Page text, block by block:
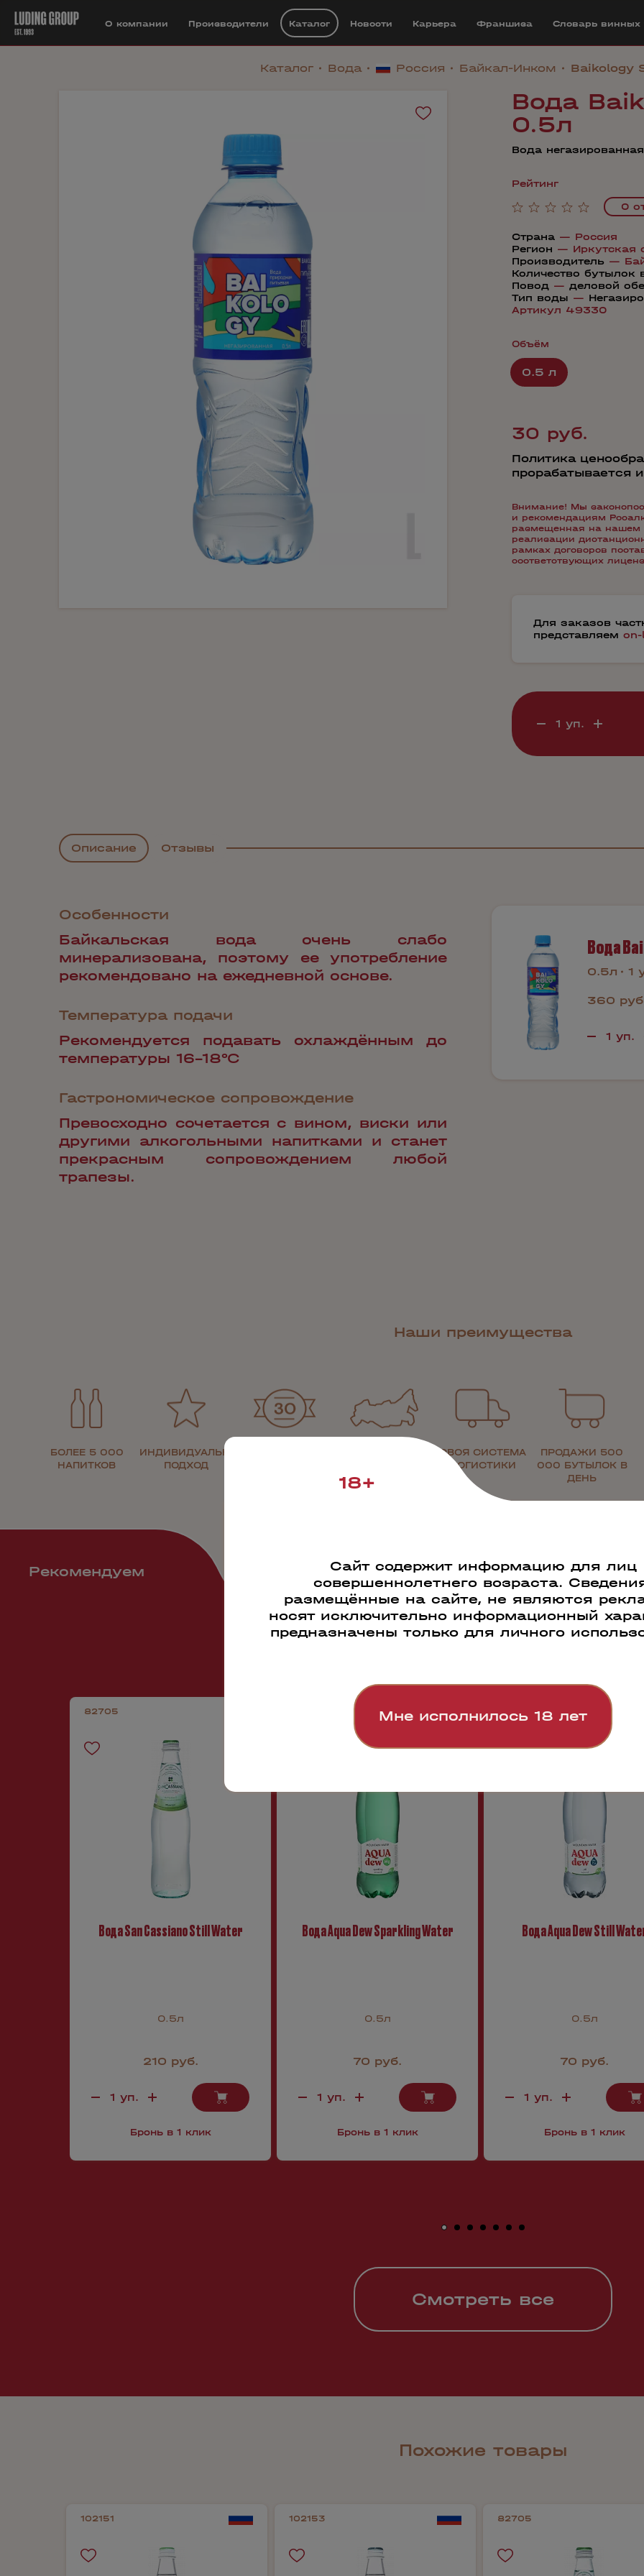
О компании Производители Каталог Новости Карьера Франшиза Cловарь винных
Каталог Вода Россия Байкал-Инком Baikology
Вода
0.5л
Вода
Рейтинг
0
Страна — Россия
Регион — Иркутская
Производитель —
Количество бутылок
Повод — деловой
Тип воды —
Артикул 49330
Объём
0.5 л
30 руб.
Политика
прорабатывается
Внимание! Мы
и рекомендациям
размещенная на нашем
реализации
рамках договоров
соответствующих
Для заказов
представляем on-
Вода
0.5л 1
360
Описание Отзывы
Особенности
Байкальская вода очень слабо
минерализована, поэтому ее употребление
рекомендовано на ежедневной основе.
Температура подачи
Рекомендуется подавать охлаждённым до
температуры 16-18°С
Гастрономическое сопровождение
Превосходно сочетается с вином, виски или
другими алкогольными напитками и станет
прекрасным сопровождением любой
трапезы.
Наши преимущества
БОЛЕЕ 5 000
НАПИТКОВ
ИНДИВИДУАЛЬНЫЙ
ПОДХОД
СВОЯ СИСТЕМА
ЛОГИСТИКИ
ПРОДАЖИ 500
000 БУТЫЛОК В
ДЕНЬ
Рекомендуем
82705
Вода San Cassiano Still Water
0.5л
210 руб.
Бронь в 1 клик
Вода Aqua Dew Sparkling Water
0.5л
70 руб.
Бронь в 1 клик
83532
Вода Aqua Dew Still
0.5л
70 руб.
Бронь в 1 клик
Смотреть все
Похожие товары
102151 102153 82705
18+
Сайт содержит информацию для лиц
совершеннолетнего возраста.
размещённые на сайте, не являются
носят исключительно информационный
предназначены только для личного
Мне исполнилось 18 лет